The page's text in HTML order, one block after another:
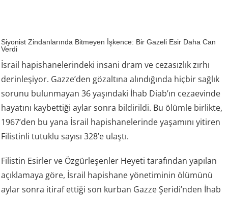
Siyonist Zindanlarında Bitmeyen İşkence: Bir Gazeli Esir Daha Can
Verdi
İsrail hapishanelerindeki insani dram ve cezasızlık zırhı
derinleşiyor. Gazze’den gözaltına alındığında hiçbir sağlık
sorunu bulunmayan 36 yaşındaki İhab Diab’ın cezaevinde
hayatını kaybettiği aylar sonra bildirildi. Bu ölümle birlikte,
1967’den bu yana İsrail hapishanelerinde yaşamını yitiren
Filistinli tutuklu sayısı 328’e ulaştı.
Filistin Esirler ve Özgürleşenler Heyeti tarafından yapılan
açıklamaya göre, İsrail hapishane yönetiminin ölümünü
aylar sonra itiraf ettiği son kurban Gazze Şeridi’nden İhab